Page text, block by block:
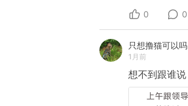
0 0
只想撸猫可以吗
1月前
想不到跟谁